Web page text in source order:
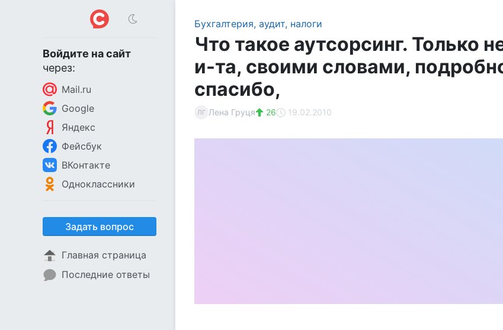
Войдите на сайт
через:
Mail.ru
Google
Яндекс
Фейсбук
ВКонтакте
Одноклассники
Задать вопрос
Главная страница
Последние ответы
Бухгалтерия, аудит, налоги
Что такое аутсорсинг. Только
и-та, своими словами,
спасибо,
ЛГ Лена Груця 26 19.02.2010